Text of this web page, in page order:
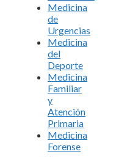
Medicina
de
Urgencias
Medicina
del
Deporte
Medicina
Familiar
y
Atención
Primaria
Medicina
Forense